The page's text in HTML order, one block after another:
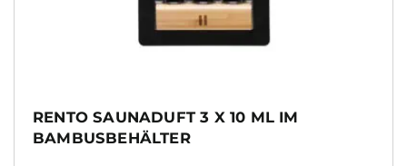
RENTO SAUNADUFT 3 X 10 ML IM
BAMBUSBEHÄLTER